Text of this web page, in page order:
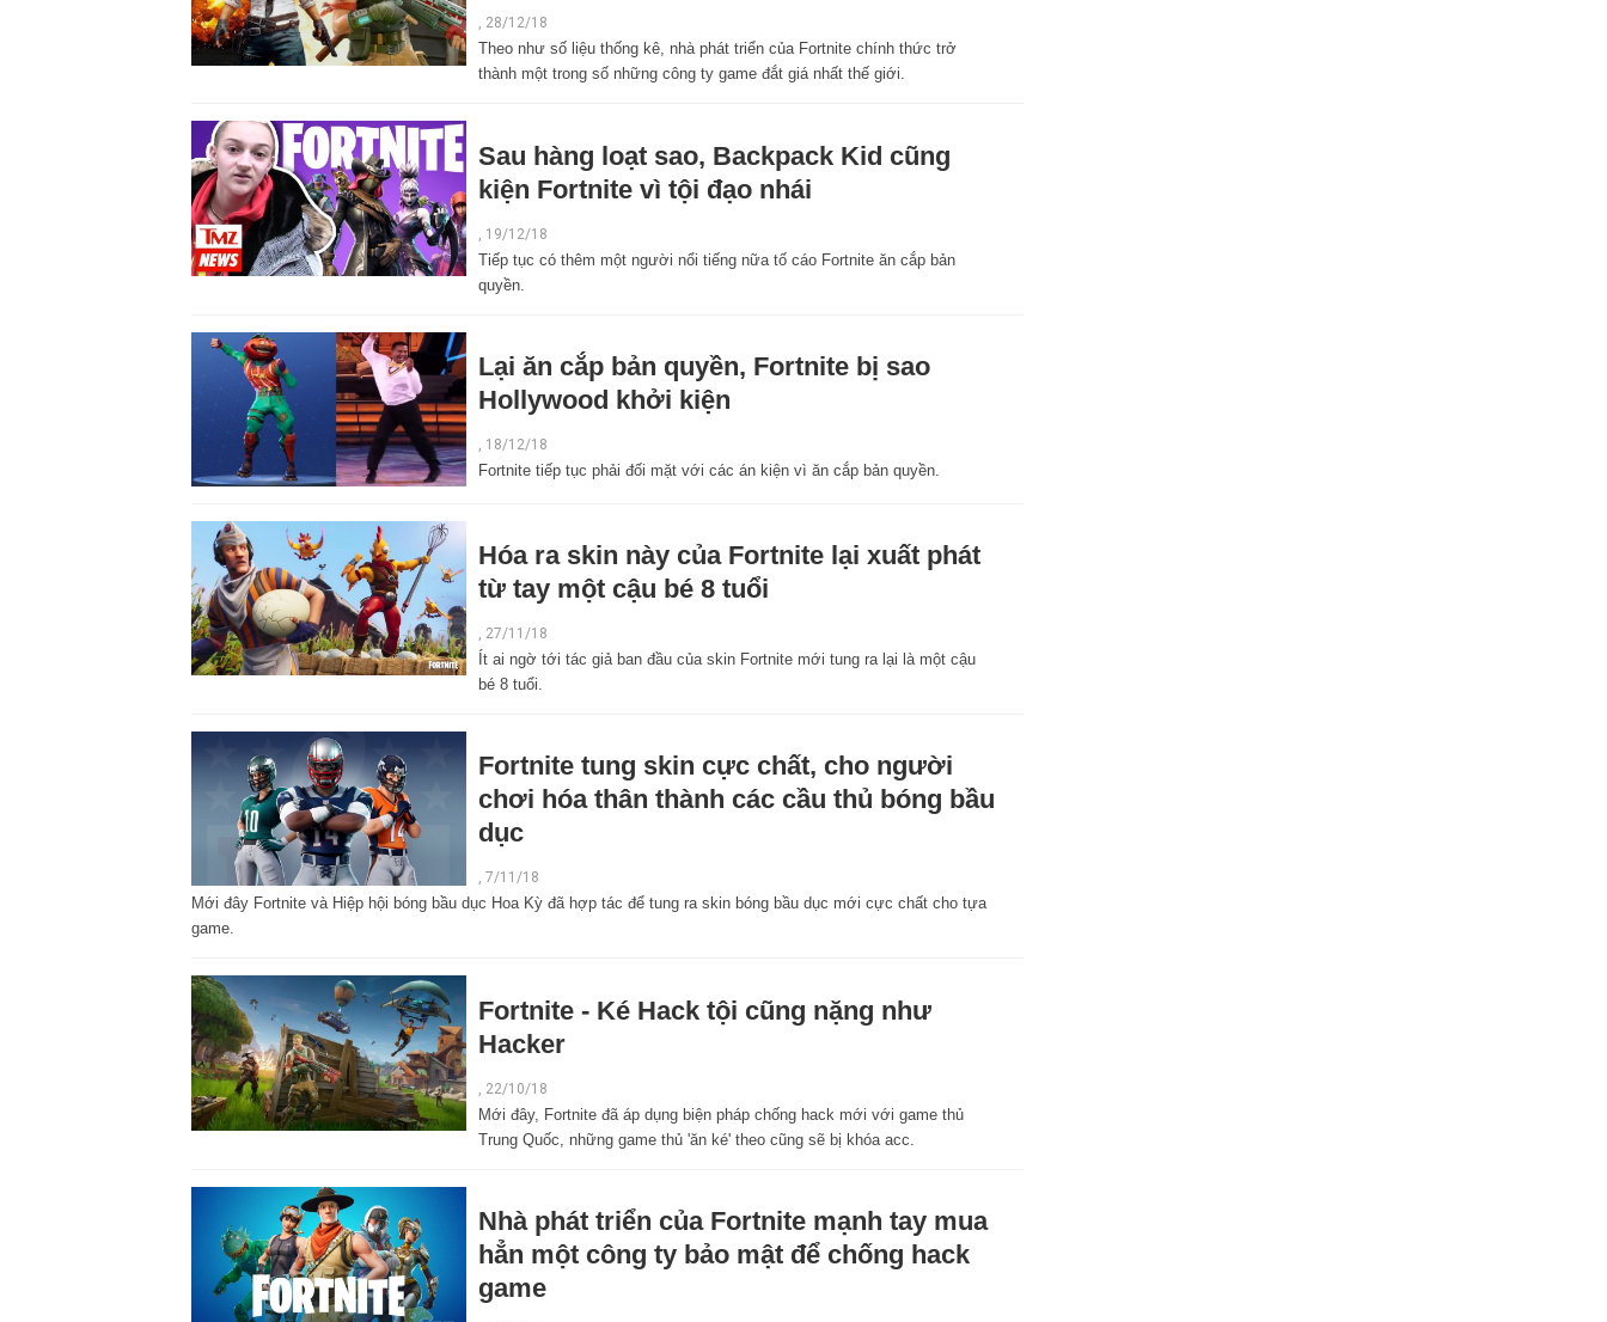
, 28/12/18
Theo như số liệu thống kê, nhà phát triển của Fortnite chính thức trở
thành một trong số những công ty game đắt giá nhất thế giới.
Sau hàng loạt sao, Backpack Kid cũng
kiện Fortnite vì tội đạo nhái
19/12/18
Tiếp tục có thêm một người nổi tiếng nữa tố cáo Fortnite ăn cắp bản
quyền.
Lại ăn cắp bản quyền, Fortnite bị sao
Hollywood khởi kiện
, 18/12/18
Fortnite tiếp tục phải đối mặt với các án kiện vì ăn cắp bản quyền.
Hóa ra skin này của Fortnite lại xuất phát
từ tay một cậu bé 8 tuổi
, 27/11/18
Ít ai ngờ tới tác giả ban đầu của skin Fortnite mới tung ra lại là một cậu
bé 8 tuổi.
Fortnite tung skin cực chất, cho người
chơi hóa thân thành các cầu thủ bóng bầu
dục
, 7/11/18
Mới đây Fortnite và Hiệp hội bóng bầu dục Hoa Kỳ đã hợp tác để tung ra skin bóng bầu dục mới cực chất cho tựa
game.
Fortnite - Ké Hack tội cũng nặng như
Hacker
22/10/18
Mới đây, Fortnite đã áp dụng biện pháp chống hack mới với game thủ
Trung Quốc, những game thủ 'ăn ké' theo cũng sẽ bị khóa acc.
Nhà phát triển của Fortnite mạnh tay mua
hẳn một công ty bảo mật để chống hack
game